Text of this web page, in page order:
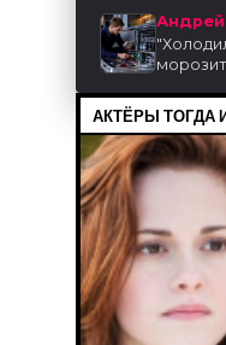
Андрей
"
АКТЁРЫ ТОГДА